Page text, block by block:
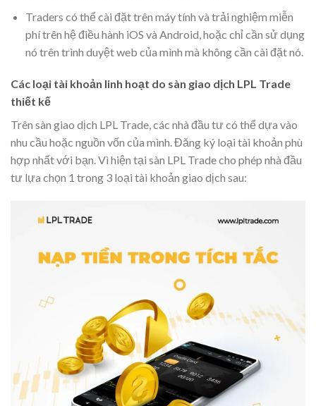
Traders có thể cài đặt trên máy tính và trải nghiệm miễn
phí trên hệ điều hành iOS và Android, hoặc chỉ cần sử dụng
nó trên trình duyệt web của mình mà không cần cài đặt nó.
Các loại tài khoản linh hoạt do sàn giao dịch LPL Trade
thiết kế
Trên sàn giao dịch LPL Trade, các nhà đầu tư có thể dựa vào
nhu cầu hoặc nguồn vốn của mình. Đăng ký loại tài khoản phù
hợp nhất với bạn. Vì hiện tại sàn LPL Trade cho phép nhà đầu
tư lựa chọn 1 trong 3 loại tài khoản giao dịch sau: